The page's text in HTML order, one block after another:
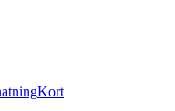
Kort